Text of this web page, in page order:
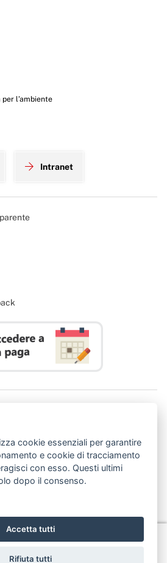
l’ambiente
Intranet
| C. F. 94164020482
di soli messaggi di posta elettronica certificata)
cookie essenziali per garantire
e cookie di tracciamento
con esso. Questi ultimi
dopo il consenso.
Accetta tutti
Rifiuta tutti